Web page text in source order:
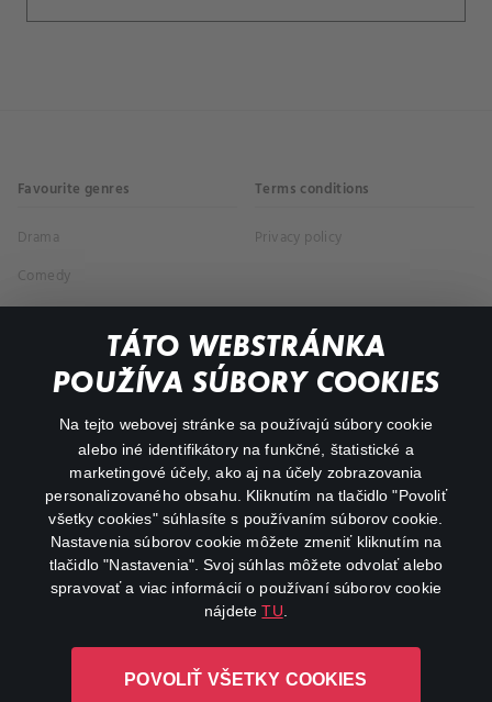
TÁTO WEBSTRÁNKA
POUŽÍVA SÚBORY COOKIES
Na tejto webovej stránke sa používajú súbory cookie
alebo iné identifikátory na funkčné, štatistické a
marketingové účely, ako aj na účely zobrazovania
personalizovaného obsahu. Kliknutím na tlačidlo "Povoliť
všetky cookies" súhlasíte s používaním súborov cookie.
Nastavenia súborov cookie môžete zmeniť kliknutím na
tlačidlo "Nastavenia". Svoj súhlas môžete odvolať alebo
spravovať a viac informácií o používaní súborov cookie
nájdeteTU
POVOLIŤ VŠETKY COOKIES
Favourite genres
Drama
Comedy
Documentaries
Terms conditions
Privacy policy
My profile
Important links
Canal+ Luxembourg S. à r.l. so sídlom Rue Albert Borschette 4,